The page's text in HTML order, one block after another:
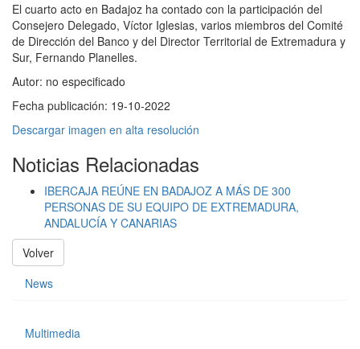
El cuarto acto en Badajoz ha contado con la participación del
Consejero Delegado, Víctor Iglesias, varios miembros del Comité
de Dirección del Banco y del Director Territorial de Extremadura y
Sur, Fernando Planelles.
Autor: no especificado
Fecha publicación: 19-10-2022
Descargar imagen en alta resolución
Noticias Relacionadas
IBERCAJA REÚNE EN BADAJOZ A MÁS DE 300
PERSONAS DE SU EQUIPO DE EXTREMADURA,
ANDALUCÍA Y CANARIAS
Volver
News
Multimedia